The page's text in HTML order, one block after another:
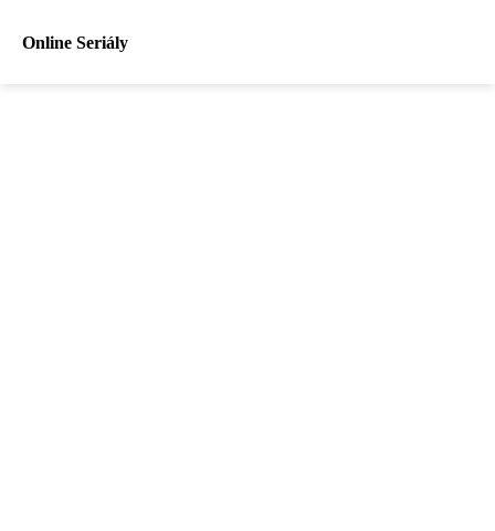
Online Seriály